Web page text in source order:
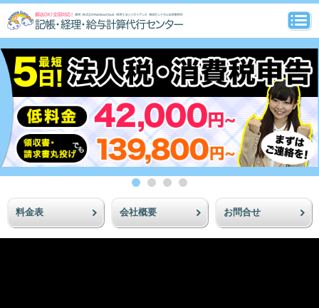
料金表 会社概要 お問合せ